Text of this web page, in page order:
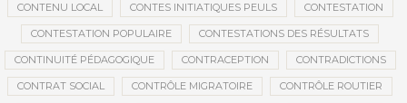
CONTENU LOCAL CONTES INITIATIQUES PEULS CONTESTATION
CONTESTATION POPULAIRE CONTESTATIONS DES RÉSULTATS
CONTINUITÉ PÉDAGOGIQUE CONTRACEPTION CONTRADICTIONS
CONTRAT SOCIAL CONTRÔLE MIGRATOIRE CONTRÔLE ROUTIER